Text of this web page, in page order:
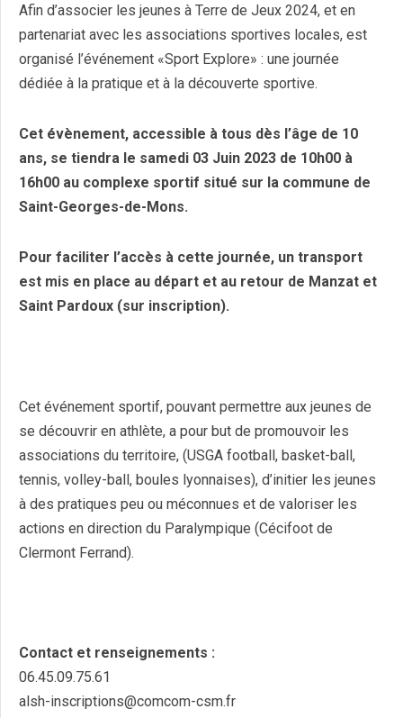
Afin d’associer les jeunes à Terre de Jeux 2024, et en
partenariat avec les associations sportives locales, est
organisé l’événement «Sport Explore» : une journée
dédiée à la pratique et à la découverte sportive.
Cet évènement, accessible à tous dès l’âge de 10
ans, se tiendra le samedi 03 Juin 2023 de 10h00 à
16h00 au complexe sportif situé sur la commune de
Saint-Georges-de-Mons.
Pour faciliter l’accès à cette journée, un transport
est mis en place au départ et au retour de Manzat et
Saint Pardoux (sur inscription).
Cet événement sportif, pouvant permettre aux jeunes de
se découvrir en athlète, a pour but de promouvoir les
associations du territoire, (USGA football, basket-ball,
tennis, volley-ball, boules lyonnaises), d’initier les jeunes
à des pratiques peu ou méconnues et de valoriser les
actions en direction du Paralympique (Cécifoot de
Clermont Ferrand).
Contact et renseignements :
06.45.09.75.61
alsh-inscriptions@comcom-csm.fr